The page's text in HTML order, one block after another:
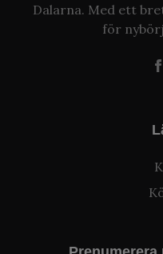
Dalarna. Med ett
för